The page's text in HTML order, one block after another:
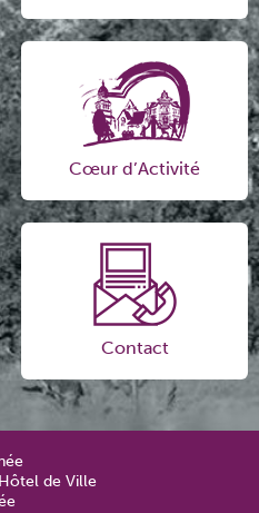
Cœur d’Activité
Contact
de Ville